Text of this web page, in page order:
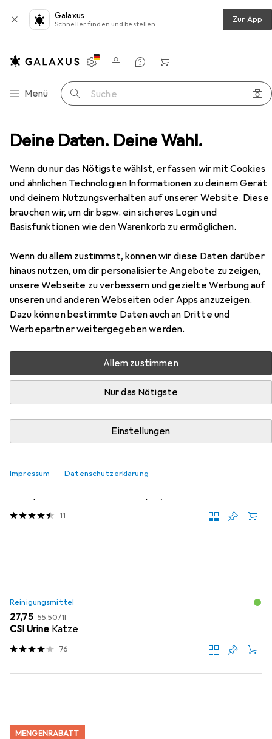
Deine Daten. Deine Wahl.
Wenn du nur das Nötigste wählst, erfassen wir mit Cookies
und ähnlichen Technologien Informationen zu deinem Gerät
und deinem Nutzungsverhalten auf unserer Website. Diese
brauchen wir, um dir bspw. ein sicheres Login und
Basisfunktionen wie den Warenkorb zu ermöglichen.
Wenn du allem zustimmst, können wir diese Daten darüber
hinaus nutzen, um dir personalisierte Angebote zu zeigen,
unsere Webseite zu verbessern und gezielte Werbung auf
unseren und anderen Webseiten oder Apps anzuzeigen.
Dazu können bestimmte Daten auch an Dritte und
Werbepartner weitergegeben werden.
Allem zustimmen
Nur das Nötigste
Einstellungen
Impressum Datenschutzerklärung
Galaxus
Schneller finden und bestellen Zur App
Navigation nach Kategorien
Menü Suche
Einstellungen
Kundenkonto
Vergleichslisten
Merklisten
Warenkorb
+ Teppiche Teppich Villeroy & Boch Francois
EUR
92,35
Villeroy & BochFrancois
Zubehör für Villeroy & Boch
Francois
Hier findest du passendes Zubehör zum Produkt Villeroy &
Boch Francois aus der Kategorie Reinigungsmittel.
Reinigungsmittel
11
Reinigungsmittel
EUR
27,75 EUR
55,50/1l
CSI Urine Katze
76
MENGENRABATT